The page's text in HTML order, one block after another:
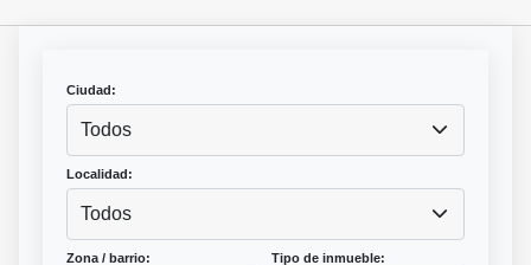
Ciudad:
Todos
Localidad:
Todos
Zona / barrio: Tipo de inmueble: